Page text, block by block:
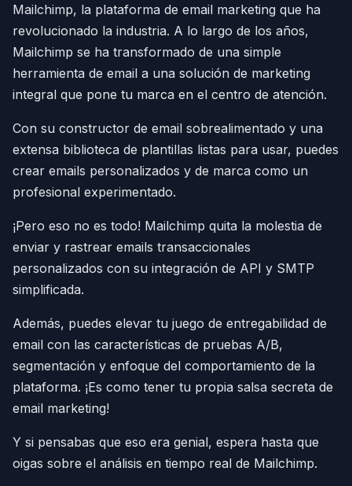
Mailchimp, la plataforma de email marketing que ha
revolucionado la industria. A lo largo de los años,
Mailchimp se ha transformado de una simple
herramienta de email a una solución de marketing
integral que pone tu marca en el centro de atención.
Con su constructor de email sobrealimentado y una
extensa biblioteca de plantillas listas para usar, puedes
crear emails personalizados y de marca como un
profesional experimentado.
¡Pero eso no es todo! Mailchimp quita la molestia de
enviar y rastrear emails transaccionales
personalizados con su integración de API y SMTP
simplificada.
Además, puedes elevar tu juego de entregabilidad de
email con las características de pruebas A/B,
segmentación y enfoque del comportamiento de la
plataforma. ¡Es como tener tu propia salsa secreta de
email marketing!
Y si pensabas que eso era genial, espera hasta que
oigas sobre el análisis en tiempo real de Mailchimp.